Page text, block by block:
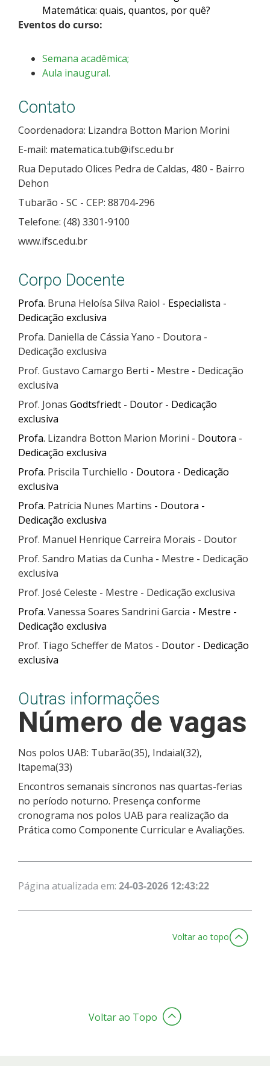
Matemática: quais, quantos, por quê?
Eventos do curso:
Semana acadêmica;
Aula inaugural.
Contato
Coordenadora: Lizandra Botton Marion Morini
E-mail: matematica.tub@ifsc.edu.br
Rua Deputado Olices Pedra de Caldas, 480 - Bairro
Dehon
Tubarão - SC - CEP: 88704-296
Telefone: (48) 3301-9100
www.ifsc.edu.br
Corpo Docente
Profa. Bruna Heloísa Silva Raiol - Especialista -
Dedicação exclusiva
Profa. Daniella de Cássia Yano - Doutora -
Dedicação exclusiva
Prof. Gustavo Camargo Berti - Mestre - Dedicação
exclusiva
Prof. Jonas Godtsfriedt - Doutor - Dedicação
exclusiva
Profa. Lizandra Botton Marion Morini - Doutora -
Dedicação exclusiva
Profa. Priscila Turchiello - Doutora - Dedicação
exclusiva
Profa. Patrícia Nunes Martins - Doutora -
Dedicação exclusiva
Prof. Manuel Henrique Carreira Morais - Doutor
Prof. Sandro Matias da Cunha - Mestre - Dedicação
exclusiva
Prof. José Celeste - Mestre - Dedicação exclusiva
Profa. Vanessa Soares Sandrini Garcia - Mestre -
Dedicação exclusiva
Prof. Tiago Scheffer de Matos - Doutor - Dedicação
exclusiva
Outras informações
Número de vagas
Nos polos UAB: Tubarão(35), Indaial(32),
Itapema(33)
Encontros semanais síncronos nas quartas-ferias
no período noturno. Presença conforme
cronograma nos polos UAB para realização da
Prática como Componente Curricular e Avaliações.
Página atualizada em: 24-03-2026 12:43:22
Voltar ao topo
Voltar ao Topo